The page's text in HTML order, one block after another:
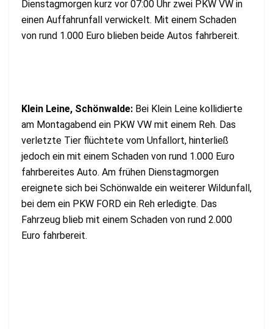
Dienstagmorgen kurz vor 07:00 Uhr zwei PKW VW in
einen Auffahrunfall verwickelt. Mit einem Schaden
von rund 1.000 Euro blieben beide Autos fahrbereit.
Klein Leine, Schönwalde: Bei Klein Leine kollidierte
am Montagabend ein PKW VW mit einem Reh. Das
verletzte Tier flüchtete vom Unfallort, hinterließ
jedoch ein mit einem Schaden von rund 1.000 Euro
fahrbereites Auto. Am frühen Dienstagmorgen
ereignete sich bei Schönwalde ein weiterer Wildunfall,
bei dem ein PKW FORD ein Reh erledigte. Das
Fahrzeug blieb mit einem Schaden von rund 2.000
Euro fahrbereit.